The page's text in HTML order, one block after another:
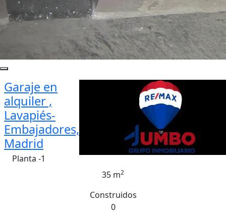
Garaje en
alquiler ,
Lavapiés-
Embajadores,
Madrid
Planta -1
35 m2
Construidos
0